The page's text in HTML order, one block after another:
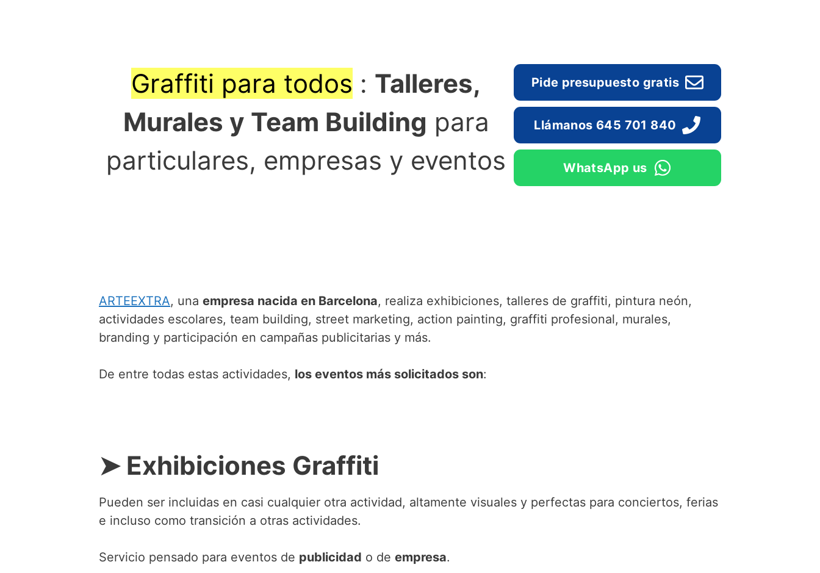
Graffiti para todos : Talleres,
Murales y Team Building para
particulares, empresas y eventos
Pide presupuesto gratis
Llámanos 645 701 840
WhatsApp us
ARTEEXTRA, una empresa nacida en Barcelona, realiza exhibiciones, talleres de graffiti, pintura neón,
actividades escolares, team building, street marketing, action painting, graffiti profesional, murales,
branding y participación en campañas publicitarias y más.
De entre todas estas actividades, los eventos más solicitados son:
➤ Exhibiciones Graffiti
Pueden ser incluidas en casi cualquier otra actividad, altamente visuales y perfectas para conciertos, ferias
e incluso como transición a otras actividades.
Servicio pensado para eventos de publicidad o de empresa.